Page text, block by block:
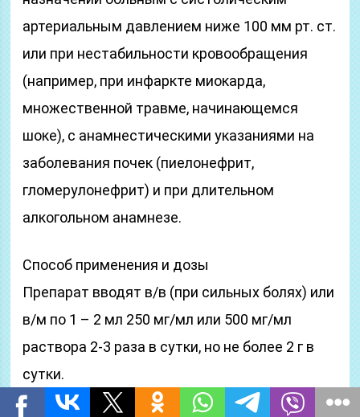
артериальным давлением ниже 100 мм рт. ст.
или при нестабильности кровообращения
(например, при инфаркте миокарда,
множественной травме, начинающемся
шоке), с анамнестическими указаниями на
заболевания почек (пиелонефрит,
гломерулонефрит) и при длительном
алкогольном анамнезе.
Способ применения и дозы
Препарат вводят в/в (при сильных болях) или
в/м по 1 – 2 мл 250 мг/мл или 500 мг/мл
раствора 2-3 раза в сутки, но не более 2 г в
сутки.
Детям вводят из расчета 0,1 – 0,2 мл 500 мг/